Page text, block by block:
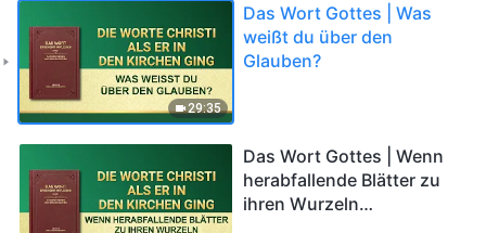
29:35
Das Wort Gottes | Was
weißt du über den
Glauben?
Das Wort Gottes | Wenn
herabfallende Blätter zu
ihren Wurzeln